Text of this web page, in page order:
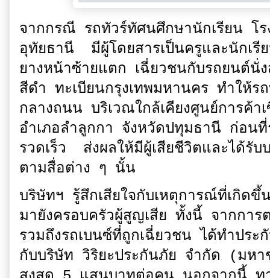
จากกรณี รถทัวร์ทัศนศึกษานักเรียน โร
อุทัยธานี มีผู้โดยสารเป็นครูและนักเ
ยางหน้าซ้ายแตก เฉี่ยวชนกับรถยนต์นั่
สีดำ ทะเบียนกรุงเทพมหานคร ทำให้ร
กลางถนน บริเวณใกล้เคียงศูนย์การค้
อำเภอลำลูกกา จังหวัดปทุมธานี ก่อนที่
รวดเร็ว ส่งผลให้มีผู้เสียชีวิตและได้รั
ตามสื่อต่าง ๆ นั้น
บริษัทฯ รู้สึกเสียใจกับเหตุการณ์ที่เกิดขึ้
มายังครอบครัวผู้สูญเสีย ทั้งนี้ จากกา
รวมถึงรถเบนซ์ที่ถูกเฉี่ยวชน ได้ทำป
กับบริษัท วิริยะประกันภัย จำกัด (มห